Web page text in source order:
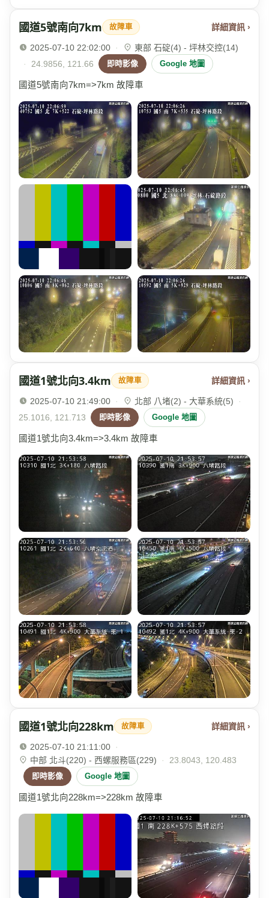
國道5號南向7km 故障車 詳細資訊 ›
2025-07-10 22:02:00 ·
東部 石碇(4) - 坪林交控(14)
·
24.9856, 121.66 即時影像 Google 地圖
國道5號南向7km=>7km 故障車
國道1號北向3.4km 故障車 詳細資訊 ›
2025-07-10 21:49:00 · 北部 八堵(2) - 大華系統(5)
·
25.1016, 121.713
即時影像 Google 地圖
國道1號北向3.4km=>3.4km 故障車
國道1號北向228km 故障車 詳細資訊 ›
2025-07-10 21:11:00
·
中部 北斗(220) - 西螺服務區(229)
· 23.8043, 120.483
即時影像 Google 地圖
國道1號北向228km=>228km 故障車